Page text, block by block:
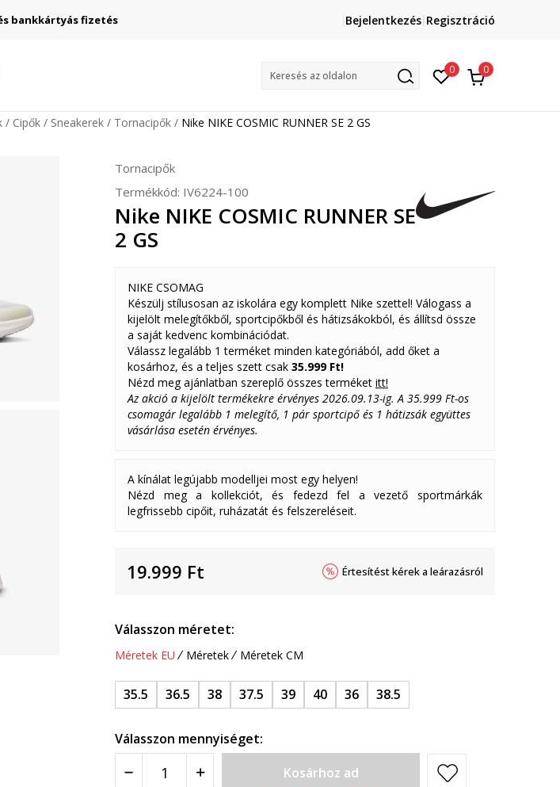
bankkártyás fizetés
Lépj velünk kapcsolatba
online@sport-vision.huBejelentkezés Regisztráció
Keresés az oldalon 0 0
Cipők Sneakerek Tornacipők Nike NIKE COSMIC RUNNER SE 2 GS
Tornacipők
Termékkód: IV6224-100
Nike NIKE COSMIC RUNNER SE
2 GS
NIKE CSOMAG
Készülj stílusosan az iskolára egy komplett Nike szettel! Válogass a
kijelölt melegítőkből, sportcipőkből és hátizsákokból, és állítsd össze
a saját kedvenc kombinációdat.
Válassz legalább 1 terméket minden kategóriából, add őket a
kosárhoz, és a teljes szett csak 35.999 Ft!
Nézd meg ajánlatban szereplő összes terméket itt!
Az akció a kijelölt termékekre érvényes 2026.09.13-ig. A 35.999 Ft-os
csomagár legalább 1 melegítő, 1 pár sportcipő és 1 hátizsák együttes
vásárlása esetén érvényes.
A kínálat legújabb modelljei most egy helyen!
Nézd meg a kollekciót, és fedezd fel a vezető sportmárkák
legfrissebb cipőit, ruházatát és felszereléseit.
19.999 Ft Értesítést kérek a leárazásról
Válasszon méretet:
Méretek EU Méretek Méretek CM
35.5 36.5 38 37.5 39 40 36 38.5
Válasszon mennyiséget:
Kosárhoz ad